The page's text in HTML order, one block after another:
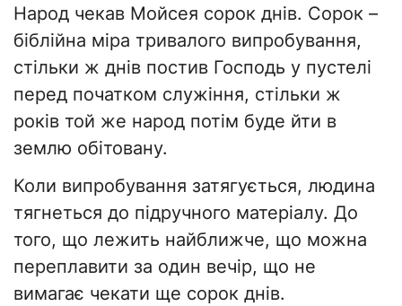
Народ чекав Мойсея сорок днів. Сорок –
біблійна міра тривалого випробування,
стільки ж днів постив Господь у пустелі
перед початком служіння, стільки ж
років той же народ потім буде йти в
землю обітовану.
Коли випробування затягується, людина
тягнеться до підручного матеріалу. До
того, що лежить найближче, що можна
переплавити за один вечір, що не
вимагає чекати ще сорок днів.